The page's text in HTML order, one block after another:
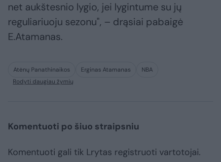
net aukštesnio lygio, jei lygintume su jų
reguliariuoju sezonu", – drąsiai pabaigė
E.Atamanas.
Atėnų Panathinaikos Erginas Atamanas
NBA
Rodyti daugiau žymių
Komentuoti po šiuo straipsniu
Komentuoti gali tik Lrytas registruoti vartotojai.